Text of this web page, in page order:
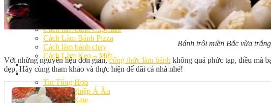
Cách Làm Bánh Bao
Cách Làm Bánh Bông Lan
Cách Làm Bánh Su Kem
Cách làm bánh CupCake
Cách Làm Bánh Pizza
Cách làm bánh chay
Cách Làm Kẹo – Mứt
Video
Tin tức
Tin Tổng Hợp
Hướng Nghiệp Á Âu
Bếp Nhà Kate
Bánh trôi miền Bắc vừa
Với những nguyên liệu đơn giản,công thức làm bánh không quá phức tạp, điều mà
đẹp. Hãy cùng tham khảo và thực hiện để đãi cả nhà nhé!